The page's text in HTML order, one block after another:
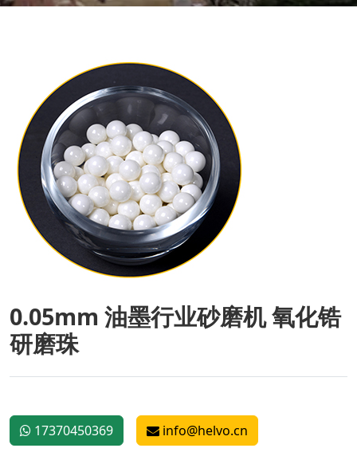
0.05mm 油墨行业砂磨机 氧化锆
研磨珠
17370450369 info@helvo.cn